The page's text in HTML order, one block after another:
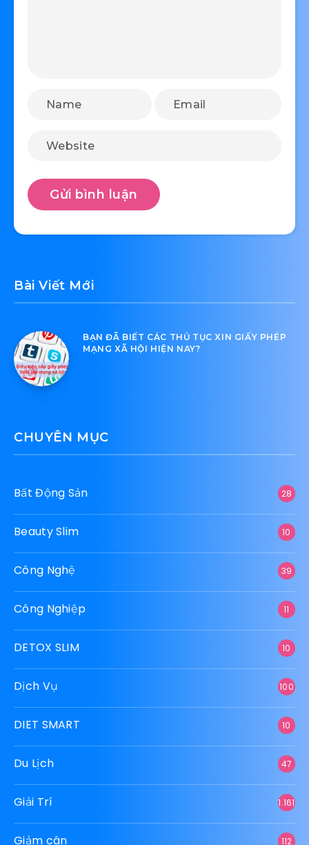
Bài Viết Mới
BẠN ĐÃ BIẾT CÁC THỦ TỤC XIN GIẤY PHÉP
MẠNG XÃ HỘI HIỆN NAY?
CHUYÊN MỤC
Bất Động Sản 28
Beauty Slim 10
Công Nghệ 39
Công Nghiệp 11
DETOX SLIM 10
Dịch Vụ 100
DIET SMART 10
Du Lịch 47
Giải Trí 1.161
Giảm cân 112